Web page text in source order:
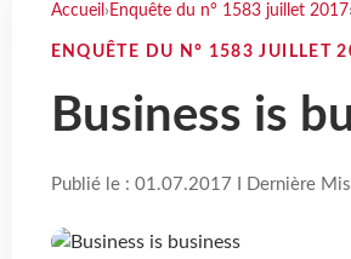
Accueil › Enquête du n° 1583 juillet 2017›
ENQUÊTE DU N° 1583 JUILLET
Business is
Publié le : 01.07.2017 I Dernière